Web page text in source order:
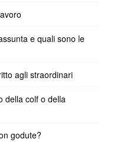
e quali sono le
agli straordinari
della colf o della
godute?